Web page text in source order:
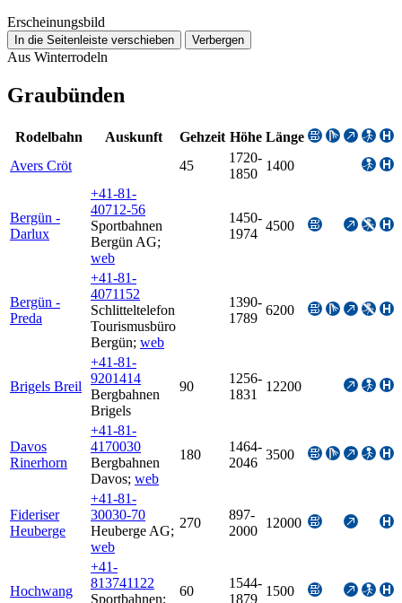
Erscheinungsbild
In die Seitenleiste verschieben Verbergen
Aus Winterrodeln
Graubünden
Rodelbahn Auskunft Gehzeit Höhe Länge
Avers Cröt
45
1720-
1850
1400
Bergün -
Darlux
+41-81-
40712-56
Sportbahnen
Bergün AG;
web
1450-
1974
4500
Bergün -
Preda
+41-81-
4071152
Schlitteltelefon
Tourismusbüro
Bergün; web
1390-
1789
6200
Brigels Breil
+41-81-
9201414
Bergbahnen
Brigels
90
1256-
1831
12200
Davos
Rinerhorn
+41-81-
4170030
Bergbahnen
Davos; web
180
1464-
2046
3500
Fideriser
Heuberge
+41-81-
30030-70
Heuberge AG;
web
270
897-
2000
12000
Hochwang
+41-
813741122
Sportbahnen;
60
1544-
1879
1500